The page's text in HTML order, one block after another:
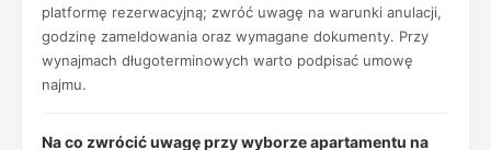
platformę rezerwacyjną; zwróć uwagę na warunki anulacji,
godzinę zameldowania oraz wymagane dokumenty. Przy
wynajmach długoterminowych warto podpisać umowę
najmu.
Na co zwrócić uwagę przy wyborze apartamentu na